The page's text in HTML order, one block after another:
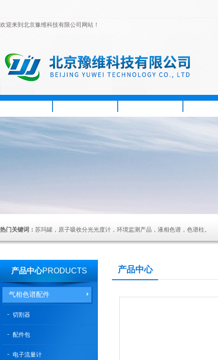
欢迎来到北京豫维科技有限公司网站！
热门关键词： 苏玛罐，原子吸收分光光度计，环境监测产品，液相色谱，色谱柱。
产品中心PRODUCTS
气相色谱配件
切割器
配件包
电子流量计
产品中心